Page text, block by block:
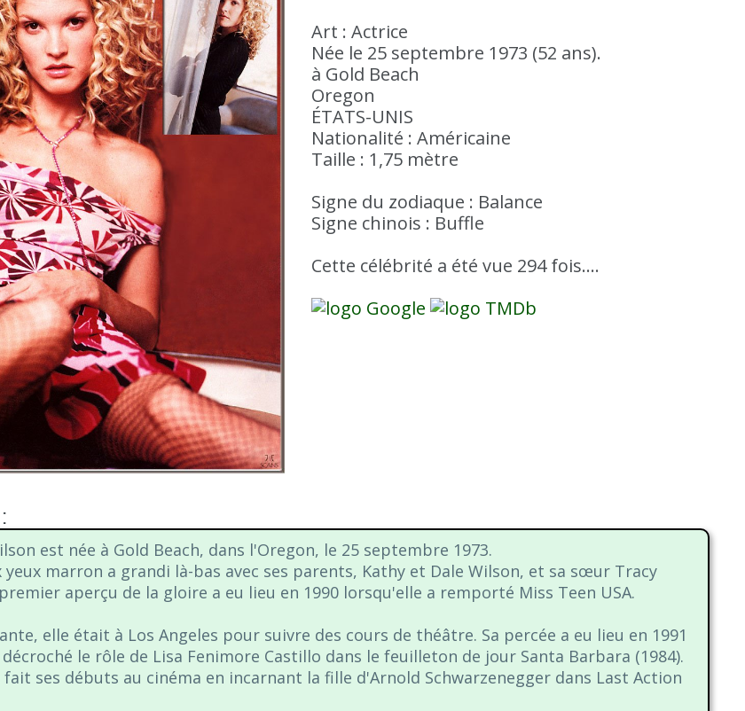
Art : Actrice
Née le 25 septembre 1973 (52 ans).
à Gold Beach
Oregon
ÉTATS-UNIS
Nationalité : Américaine
Taille : 1,75 mètre
Signe du zodiaque : Balance
Signe chinois : Buffle
Cette célébrité a été vue 294 fois....
est née à Gold Beach, dans l'Oregon, le 25 septembre 1973.
yeux marron a grandi là-bas avec ses parents, Kathy et Dale Wilson, et sa sœur Tracy
aperçu de la gloire a eu lieu en 1990 lorsqu'elle a remporté Miss Teen USA.
elle était à Los Angeles pour suivre des cours de théâtre. Sa percée a eu lieu en 1991
le rôle de Lisa Fenimore Castillo dans le feuilleton de jour Santa Barbara (1984).
fait ses débuts au cinéma en incarnant la fille d'Arnold Schwarzenegger dans Last Action